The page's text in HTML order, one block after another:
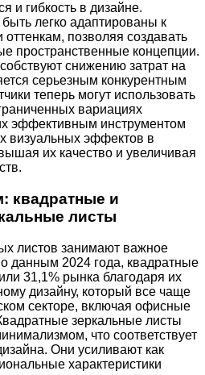
и гибкость в дизайне.
легко адаптированы к
позволяя создавать
пространственные концепции.
снижению затрат на
серьезным конкурентным
теперь могут использовать
вариациях
эффективным инструментом
визуальных эффектов в
их качество и увеличивая
квадратные и
листы
листов занимают важное
данным 2024 года, квадратные
31,1% рынка благодаря их
дизайну, который все чаще
секторе, включая офисные
зеркальные листы
что соответствует
Они усиливают как
характеристики